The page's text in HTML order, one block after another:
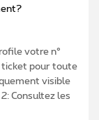
votre n°
ticket pour toute
visible
Consultez les